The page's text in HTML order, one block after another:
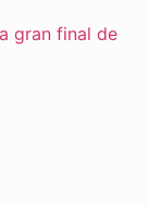
gran final de